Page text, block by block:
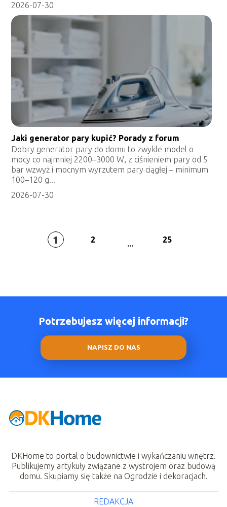
2026-07-30
Jaki generator pary kupić? Porady z forum
Dobry generator pary do domu to zwykle model o
mocy co najmniej 2200–3000 W, z ciśnieniem pary od 5
bar wzwyż i mocnym wyrzutem pary ciągłej – minimum
100–120 g...
2026-07-30
1 2 ... 25
Potrzebujesz więcej informacji?
NAPISZ DO NAS
DKHome to portal o budownictwie i wykańczaniu wnętrz.
Publikujemy artykuły związane z wystrojem oraz budową
domu. Skupiamy się także na Ogrodzie i dekoracjach.
REDAKCJA